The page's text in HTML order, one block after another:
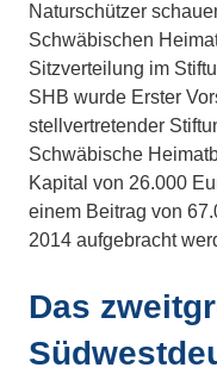
Naturschützer
Schwäbischen
Sitzverteilung im
SHB wurde Erster
stellvertretender
Schwäbische
Kapital von 26.000
einem Beitrag von
2014 aufgebracht
Das